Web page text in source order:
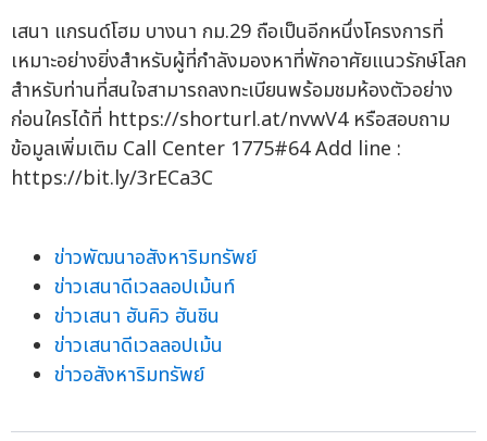
เสนา แกรนด์โฮม บางนา กม.29 ถือเป็นอีกหนึ่งโครงการที่
เหมาะอย่างยิ่งสำหรับผู้ที่กำลังมองหาที่พักอาศัยแนวรักษ์โลก
สำหรับท่านที่สนใจสามารถลงทะเบียนพร้อมชมห้องตัวอย่าง
ก่อนใครได้ที่ https://shorturl.at/nvwV4 หรือสอบถาม
ข้อมูลเพิ่มเติม Call Center 1775#64 Add line :
https://bit.ly/3rECa3C
ข่าวพัฒนาอสังหาริมทรัพย์
ข่าวเสนาดีเวลลอปเม้นท์
ข่าวเสนา ฮันคิว ฮันชิน
ข่าวเสนาดีเวลลอปเม้น
ข่าวอสังหาริมทรัพย์